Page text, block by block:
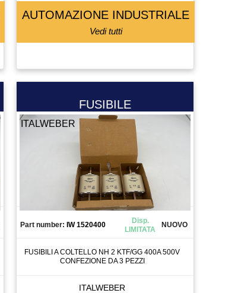
AUTOMAZIONE INDUSTRIALE
Vedi tutti
FUSIBILE
ITALWEBER
Part number: IW 1520400
Disp.
LIMITATA
NUOVO
FUSIBILI A COLTELLO NH 2 KTF/GG 400A 500V
CONFEZIONE DA 3 PEZZI
ITALWEBER